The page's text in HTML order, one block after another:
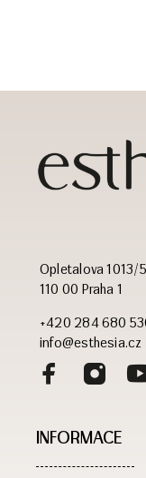
Opletalova 1013/
110 00 Praha 1
+420 284 680
info@esthesia.cz
INFORMACE